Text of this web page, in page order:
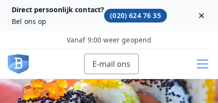
Direct persoonlijk contact?
Bel ons op
(020) 624 76 35
Vanaf 9:00 weer geopend
E-mail ons